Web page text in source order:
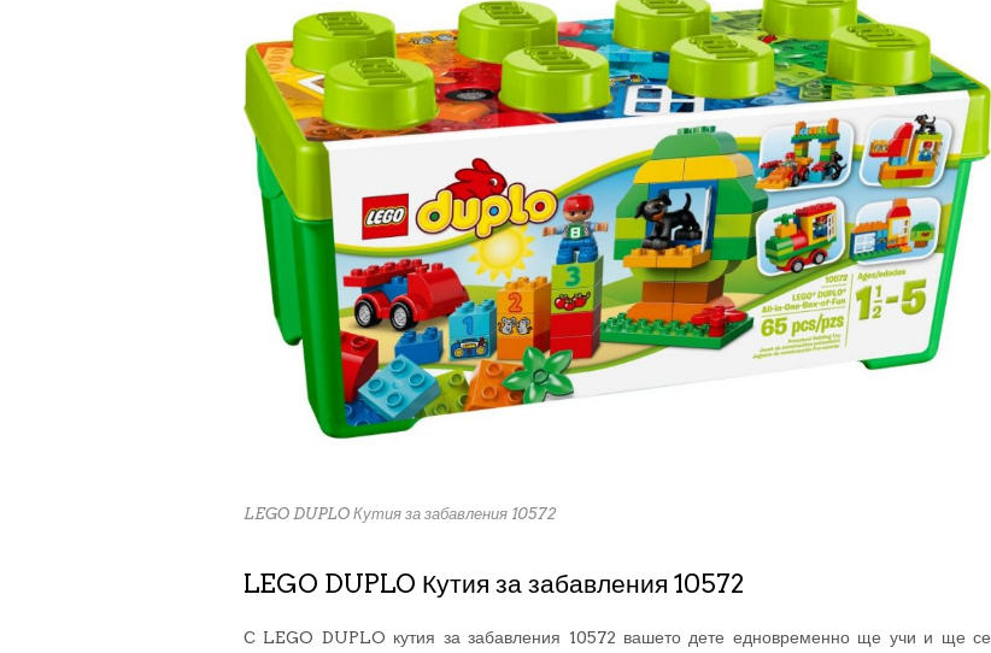
LEGO DUPLO Кутия за забавления 10572
LEGO DUPLO Кутия за забавления 10572
С LEGO DUPLO кутия за забавления 10572 вашето дете едновременно ще учи и ще се